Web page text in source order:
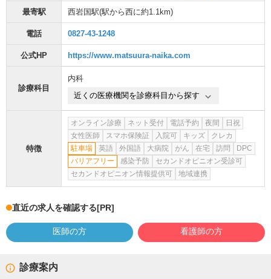
最寄駅 西岩国駅(駅から西に約1.1km)
電話 0827-43-1248
公式HP https://www.matsuura-naika.com
診療科目
内科
近くの医療機関を診療科目から探す
特徴
オンライン診療 ネット受付 電話予約 夜間
日祝
女性医師
スマホ保険証 入院可 キッズ
クレカ
駐車場
英語 外国語 大病院 がん 在宅 訪問
DPC
バリアフリー
感染予防
セカンドオピニオン受診可
セカンドオピニオン情報提供可
地域連携
直近の求人を確認する[PR]
医師の方 看護師の方
診療案内